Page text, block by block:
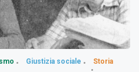
Giustizia sociale
Storia